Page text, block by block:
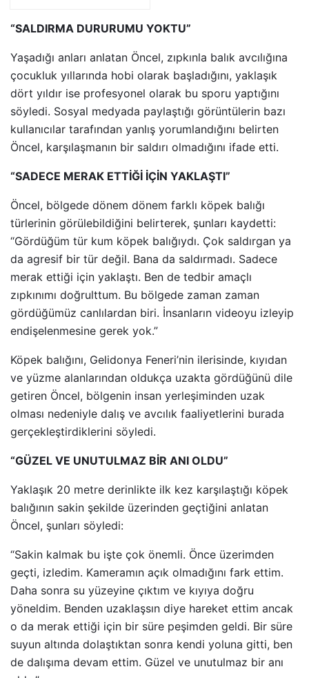
yola çıktı
“SALDIRMA DURURUMU YOKTU”
Yaşadığı anları anlatan Öncel, zıpkınla balık avcılığına
çocukluk yıllarında hobi olarak başladığını, yaklaşık
dört yıldır ise profesyonel olarak bu sporu yaptığını
söyledi. Sosyal medyada paylaştığı görüntülerin bazı
kullanıcılar tarafından yanlış yorumlandığını belirten
Öncel, karşılaşmanın bir saldırı olmadığını ifade etti.
“SADECE MERAK ETTİĞİ İÇİN YAKLAŞTI”
Öncel, bölgede dönem dönem farklı köpek balığı
türlerinin görülebildiğini belirterek, şunları kaydetti:
“Gördüğüm tür kum köpek balığıydı. Çok saldırgan ya
da agresif bir tür değil. Bana da saldırmadı. Sadece
merak ettiği için yaklaştı. Ben de tedbir amaçlı
zıpkınımı doğrulttum. Bu bölgede zaman zaman
gördüğümüz canlılardan biri. İnsanların videoyu izleyip
endişelenmesine gerek yok.”
Köpek balığını, Gelidonya Feneri’nin ilerisinde, kıyıdan
ve yüzme alanlarından oldukça uzakta gördüğünü dile
getiren Öncel, bölgenin insan yerleşiminden uzak
olması nedeniyle dalış ve avcılık faaliyetlerini burada
gerçekleştirdiklerini söyledi.
“GÜZEL VE UNUTULMAZ BİR ANI OLDU”
Yaklaşık 20 metre derinlikte ilk kez karşılaştığı köpek
balığının sakin şekilde üzerinden geçtiğini anlatan
Öncel, şunları söyledi:
“Sakin kalmak bu işte çok önemli. Önce üzerimden
geçti, izledim. Kameramın açık olmadığını fark ettim.
Daha sonra su yüzeyine çıktım ve kıyıya doğru
yöneldim. Benden uzaklaşsın diye hareket ettim ancak
o da merak ettiği için bir süre peşimden geldi. Bir süre
suyun altında dolaştıktan sonra kendi yoluna gitti, ben
de dalışıma devam ettim. Güzel ve unutulmaz bir anı